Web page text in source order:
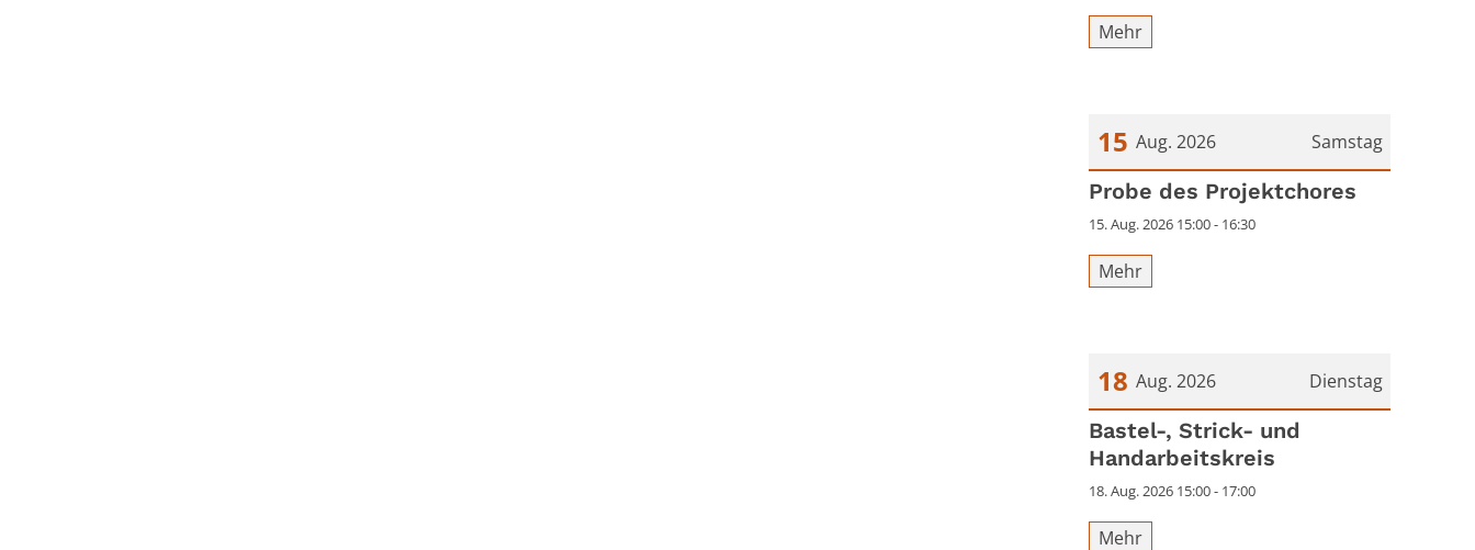
Mehr
Samstag
15 Aug. 2026
Datum: 15. August 2026
Probe des Projektchores
15. Aug. 2026 15:00 - 16:30
Mehr
Dienstag
18 Aug. 2026
Datum: 18. August 2026
Bastel-, Strick- und
Handarbeitskreis
18. Aug. 2026 15:00 - 17:00
Mehr